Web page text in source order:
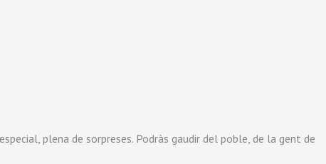
plena de sorpreses. Podràs gaudir del poble, de la gent de